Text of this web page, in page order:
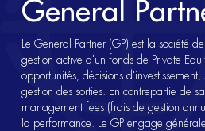
General
Le General Partner (GP) est la société
gestion active d'un fonds de Private
opportunités, décisions
gestion des sorties. En contrepartie de
management fees (frais de gestion
la performance. Le GP engage